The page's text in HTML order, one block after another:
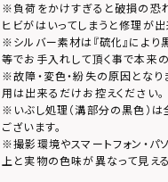
※負荷をかけすぎると破損の恐れ
ヒビがはいってしまうと修理が
※シルバー素材は『硫化』により
等でお手入れして頂く事で本来の
※故障・変色・紛失の原因とな
用は出来るだけお控えください。
※いぶし処理（溝部分の黒色）
ございます。
※撮影環境やスマートフォン・パ
上と実物の色味が異なって見え